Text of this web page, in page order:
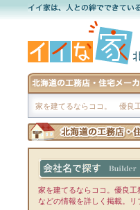
家を建てるならココ。 優良工
家を建てるならココ。優良工
などの情報を詳しく掲載。リ